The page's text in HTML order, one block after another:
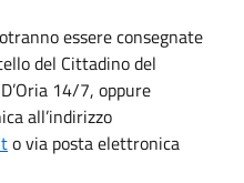
essere consegnate
del Cittadino del
14/7, oppure
all’indirizzo
o via posta elettronica